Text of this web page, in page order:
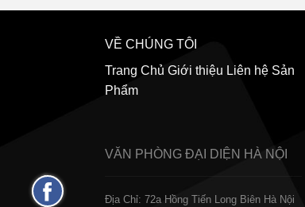
VỀ CHÚNG TÔI
Trang Chủ Giới thiệu Liên hệ Sản
Phẩm
VĂN PHÒNG ĐẠI DIỆN HÀ NỘI
Địa Chỉ: 72a Hồng Tiến Long Biên Hà Nội
Fanpage